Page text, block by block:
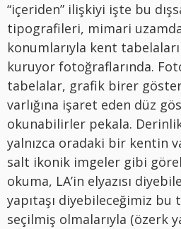
“içeriden” ilişkiyi işte bu
tipografileri, mimari
konumlarıyla kent
kuruyor fotoğraflarında.
tabelalar, grafik birer
varlığına işaret eden düz
okunabilirler pekala.
yalnızca oradaki bir kentin
salt ikonik imgeler gibi
okuma, LA’in elyazısı
yapıtaşı diyebileceğimiz bu
seçilmiş olmalarıyla (özerk